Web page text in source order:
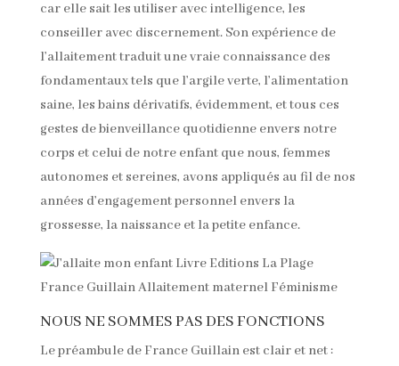
car elle sait les utiliser avec intelligence, les
conseiller avec discernement. Son expérience de
l’allaitement traduit une vraie connaissance des
fondamentaux tels que l’argile verte, l’alimentation
saine, les bains dérivatifs, évidemment, et tous ces
gestes de bienveillance quotidienne envers notre
corps et celui de notre enfant que nous, femmes
autonomes et sereines, avons appliqués au fil de nos
années d’engagement personnel envers la
grossesse, la naissance et la petite enfance.
NOUS NE SOMMES PAS DES FONCTIONS
Le préambule de France Guillain est clair et net :